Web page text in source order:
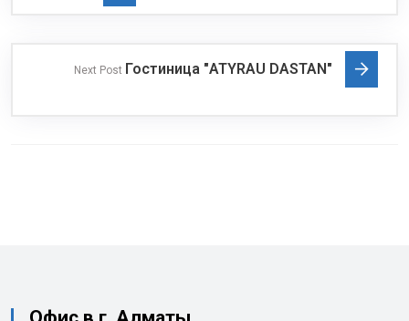
Next Post Гостиница "ATYRAU DASTAN"